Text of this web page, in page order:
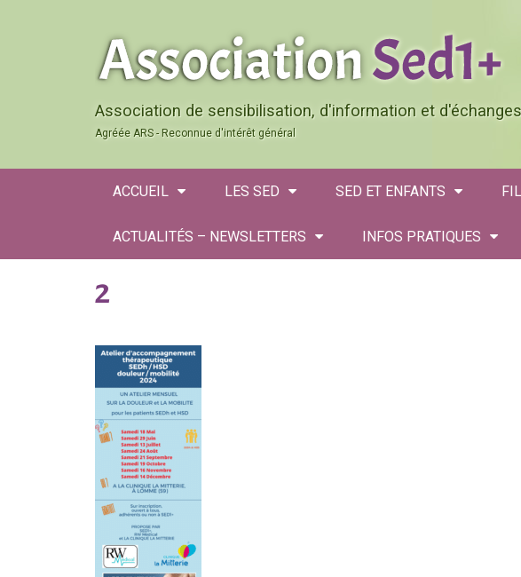
Association de sensibilisation, d'information et
Agréée ARS - Reconnue d'intérêt général
ACCUEIL LES SED SED ET ENFANTS
ACTUALITÉS – NEWSLETTERS INFOS PRATIQUES
2